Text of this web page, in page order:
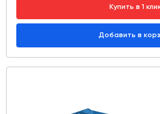
Купить в 1
Добавить в